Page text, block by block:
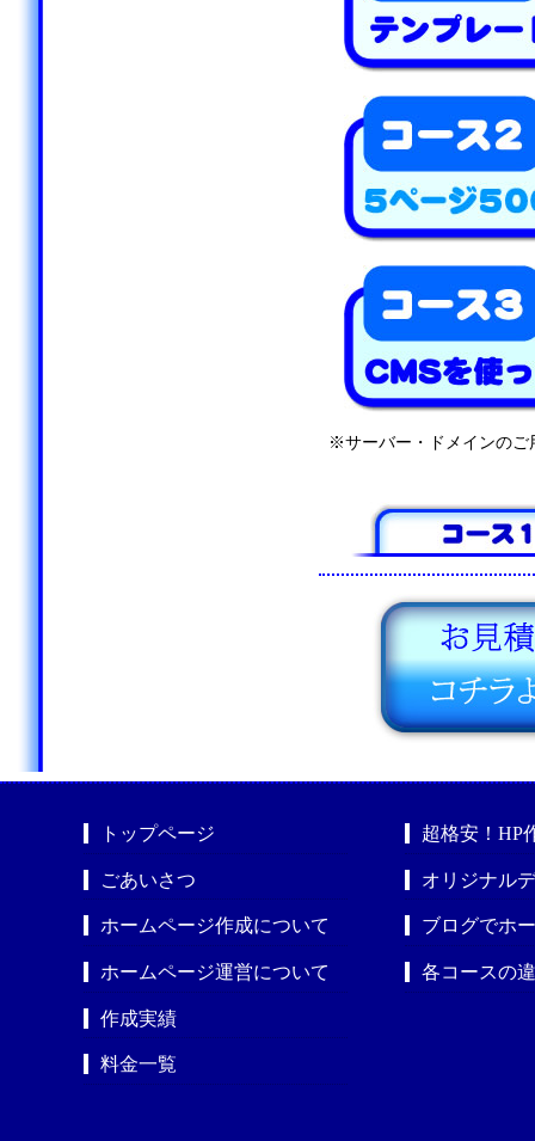
※サーバー・ドメインのご
トップページ
ごあいさつ
ホームページ作成について
ホームページ運営について
作成実績
料金一覧
超格安！HP
オリジナル
ブログでホ
各コースの